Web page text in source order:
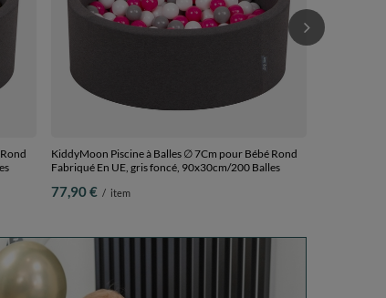
KiddyMoon Piscine à Balles ∅ 7Cm pour Bébé Rond
Fabriqué En UE, gris foncé, 90x30cm/200 Balles
77,90 € / item